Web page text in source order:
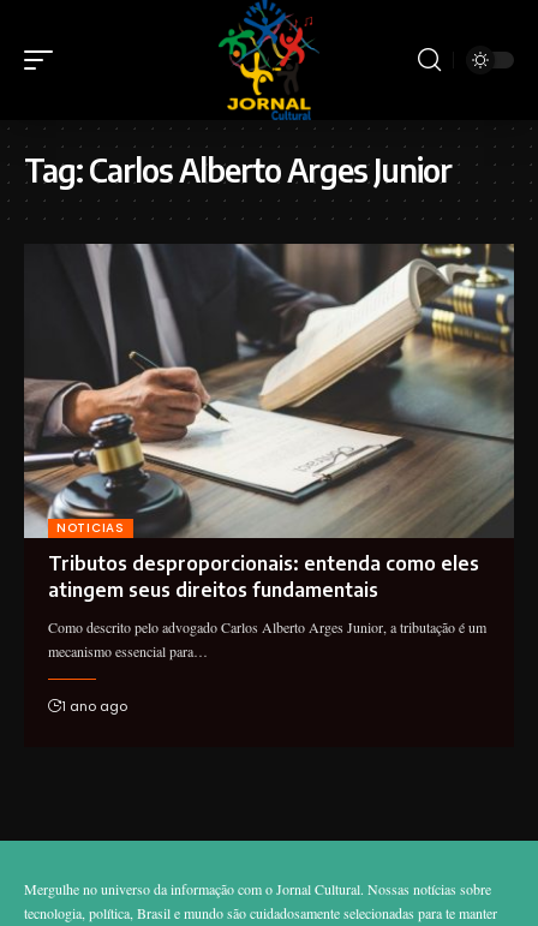
Tag:Carlos Alberto Arges Junior
NOTICIAS
Tributos desproporcionais: entenda como eles
atingem seus direitos fundamentais
Como descrito pelo advogado Carlos Alberto Arges Junior, a tributação é um
mecanismo essencial para…
1 ano ago
Mergulhe no universo da informação com o Jornal Cultural. Nossas notícias sobre
tecnologia, política, Brasil e mundo são cuidadosamente selecionadas para te manter